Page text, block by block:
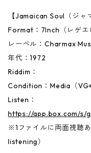
【Jamaican Soul（ジャ
Format：7Inch（レゲエ
レーベル：Charmax
年代：1972
Riddim：
Condition：Media（
Listen：
https://app.box.com/s/
※1ファイルに両面視聴
listening）